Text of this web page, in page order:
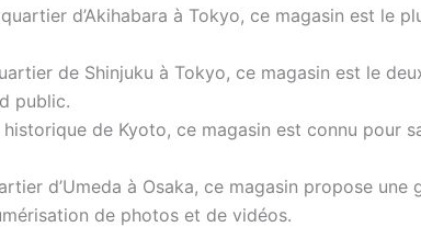
d’Akihabara à Tokyo, ce magasin est le
de Shinjuku à Tokyo, ce magasin est le
public.
de Kyoto, ce magasin est connu pour
d’Umeda à Osaka, ce magasin propose
de photos et de vidéos.